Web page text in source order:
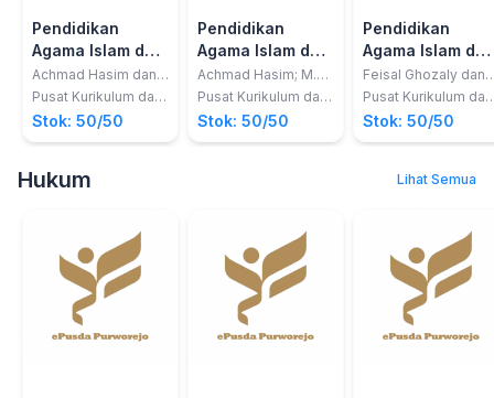
Pendidikan
Agama Islam dan
Budi Pekerti
Islam 2017 Kelas
01 SD
Achmad Hasim dan
Otong Jaelani
Pusat Kurikulum dan
Perbukuan,
Balitbang,
Kemdikbud
Stok: 50/50
Pendidikan
Agama Islam dan
Budi Pekerti;
Siswa 2017 Kelas
02 SD
Achmad Hasim; M.
Kholid Fathoni
Pusat Kurikulum dan
Perbukuan,
Balitbang,
Kemdikbud
Stok: 50/50
Pendidikan
Agama Islam dan
Budi Pekerti;
Siswa 2017
05 SD
Feisal Ghozaly dan
Achmad Buchori
Pusat Kurikulum dan
Perbukuan,
Balitbang,
Kemdikbud
Stok: 50/50
Hukum Lihat Semua